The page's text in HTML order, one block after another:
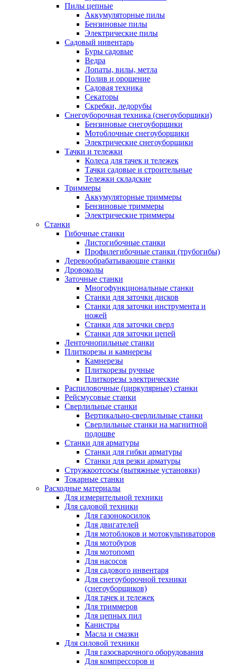
Пилы цепные
Аккумуляторные пилы
Бензиновые пилы
Электрические пилы
Садовый инвентарь
Буры садовые
Ведра
Лопаты, вилы, метла
Полив и орошение
Садовая техника
Секаторы
Скребки, ледорубы
Снегоуборочная техника (снегоуборщики)
Бензиновые снегоуборщики
Мотоблочные снегоуборщики
Электрические снегоуборщики
Тачки и тележки
Колеса для тачек и тележек
Тачки садовые и строительные
Тележки складские
Триммеры
Аккумуляторные триммеры
Бензиновые триммеры
Электрические триммеры
Станки
Гибочные станки
Листогибочные станки
Профилегибочные станки (трубогибы)
Деревообрабатывающие станки
Дровоколы
Заточные станки
Многофункциональные станки
Станки для заточки дисков
Станки для заточки инструмента и
ножей
Станки для заточки сверл
Станки для заточки цепей
Ленточнопильные станки
Плиткорезы и камнерезы
Камнерезы
Плиткорезы ручные
Плиткорезы электрические
Распиловочные (циркулярные) станки
Рейсмусовые станки
Сверлильные станки
Вертикально-сверлильные станки
Сверлильные станки на магнитной
подошве
Станки для арматуры
Станки для гибки арматуры
Станки для резки арматуры
Стружкоотсосы (вытяжные установки)
Токарные станки
Расходные материалы
Для измерительной техники
Для садовой техники
Для газонокосилок
Для двигателей
Для мотоблоков и мотокультиваторов
Для мотобуров
Для мотопомп
Для насосов
Для садового инвентаря
Для снегоуборочной техники
(снегоуборщиков)
Для тачек и тележек
Для триммеров
Для цепных пил
Канистры
Масла и смазки
Для силовой техники
Для газосварочного оборудования
Для компрессоров и